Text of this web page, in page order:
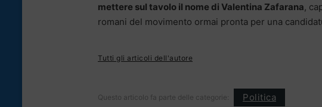
mettere sul tavolo il nome di Valentina Zafarana,
romani del movimento ormai pronta per una
Tutti gli articoli dell'autore
Questo articolo fa parte delle categorie: Politica